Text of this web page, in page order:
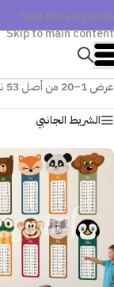
Skip to navigation
Skip to main content
عرض 1–20 من أصل 53 نتيجة
الشريط الجانبي